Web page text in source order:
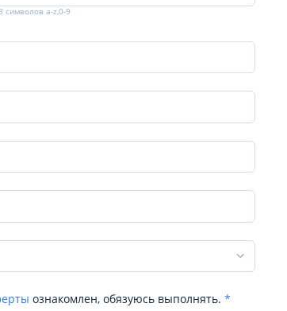
символов a-z,0-9
ознакомлен, обязуюсь выполнять. *